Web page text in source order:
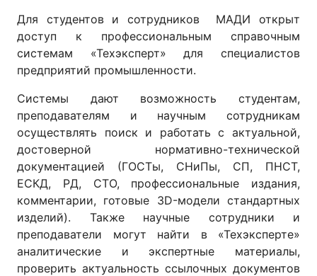
Для студентов и сотрудников МАДИ открыт
доступ к профессиональным справочным
системам «Техэксперт» для специалистов
предприятий промышленности.
Системы дают возможность студентам,
преподавателям и научным сотрудникам
осуществлять поиск и работать с актуальной,
достоверной нормативно-технической
документацией (ГОСТы, СНиПы, СП, ПНСТ,
ЕСКД, РД, СТО, профессиональные издания,
комментарии, готовые 3D-модели стандартных
изделий). Также научные сотрудники и
преподаватели могут найти в «Техэксперте»
аналитические и экспертные материалы,
проверить актуальность ссылочных документов